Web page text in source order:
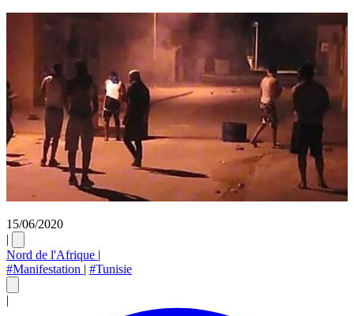
15/06/2020
|
Nord de l'Afrique |
#Manifestation | #Tunisie
|